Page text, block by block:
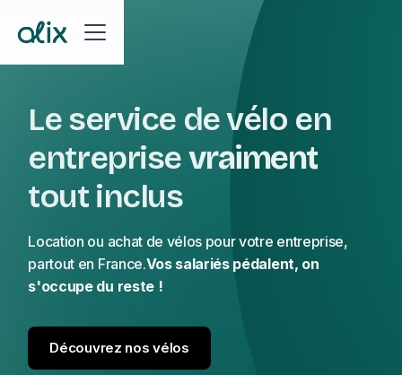
Le service de vélo en
entreprisevraiment
tout inclus
Location ou achat de vélos pour votre entreprise,
partout en France.Vos salariés pédalent, on
s'occupe du reste !
Découvrez nos vélos